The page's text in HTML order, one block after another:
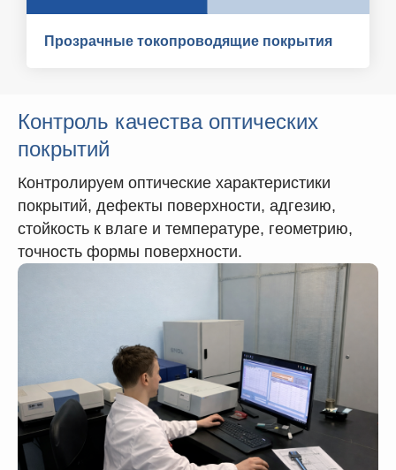
Прозрачные токопроводящие покрытия
Контроль качества оптических
покрытий
Контролируем оптические характеристики
покрытий, дефекты поверхности, адгезию,
стойкость к влаге и температуре, геометрию,
точность формы поверхности.